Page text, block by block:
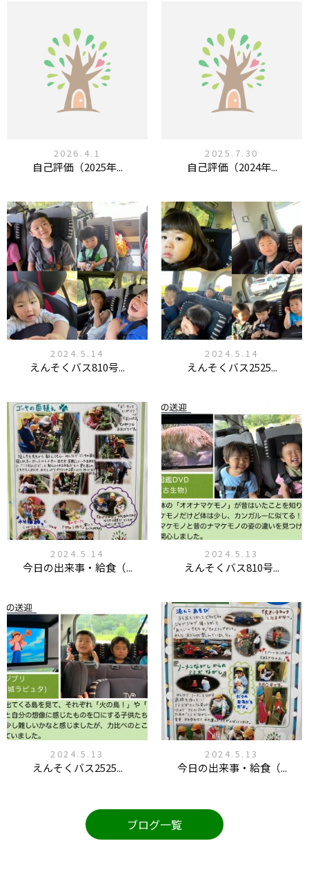
2026.4.1
自己評価（2025年...
2025.7.30
自己評価（2024年...
2024.5.14
えんそくバス810号...
2024.5.14
えんそくバス2525...
2024.5.14
今日の出来事・給食（...
2024.5.13
えんそくバス810号...
2024.5.13
えんそくバス2525...
2024.5.13
今日の出来事・給食（...
ブログ一覧